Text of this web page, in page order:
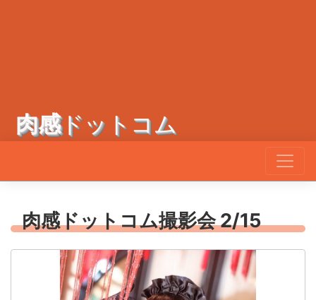
肉感ドットコム
肉感ドットコム撮影会 2/15